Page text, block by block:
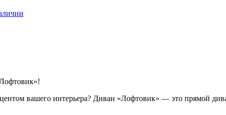
вашего интерьера? Диван «Лофтовик» — это прямой